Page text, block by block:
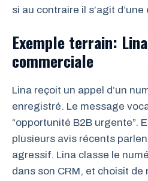
si au contraire il s’agit
Exemple terrain:
commerciale
Lina reçoit un appel d’un
enregistré. Le message
“opportunité B2B urgente”.
plusieurs avis récents
agressif. Lina classe le
dans son CRM, et choisit de